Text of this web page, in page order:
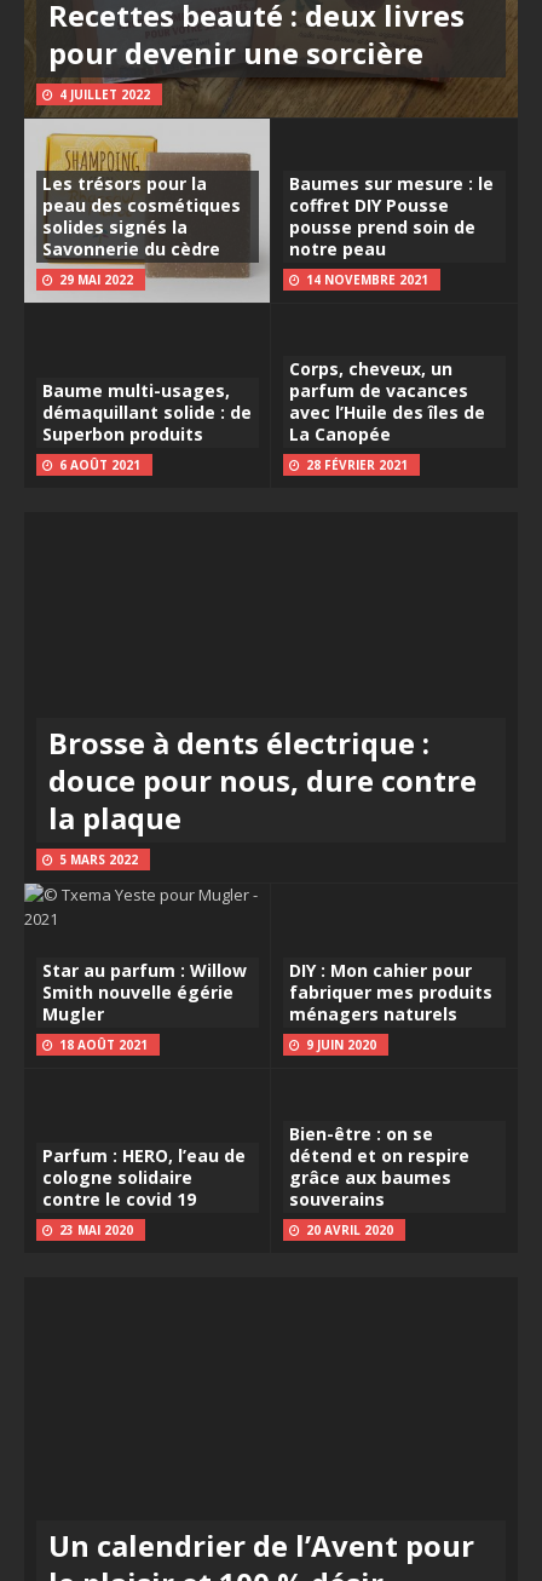
Recettes beauté : deux livres
pour devenir une sorcière
4 JUILLET 2022
Les trésors pour la
peau des cosmétiques
solides signés la
Savonnerie du cèdre
29 MAI 2022
Baumes sur mesure : le
coffret DIY Pousse
pousse prend soin de
notre peau
14 NOVEMBRE 2021
Baume multi-usages,
démaquillant solide : de
Superbon produits
6 AOÛT 2021
Corps, cheveux, un
parfum de vacances
avec l’Huile des îles de
La Canopée
28 FÉVRIER 2021
Brosse à dents électrique :
douce pour nous, dure contre
la plaque
5 MARS 2022
Star au parfum : Willow
Smith nouvelle égérie
Mugler
18 AOÛT 2021
DIY : Mon cahier pour
fabriquer mes produits
ménagers naturels
9 JUIN 2020
Parfum : HERO, l’eau de
cologne solidaire
contre le covid 19
23 MAI 2020
Bien-être : on se
détend et on respire
grâce aux baumes
souverains
20 AVRIL 2020
Un calendrier de l’Avent pour